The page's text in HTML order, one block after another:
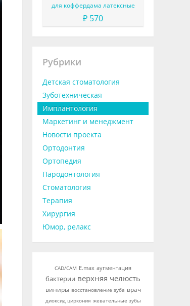
для коффердама латексные
₽ 570
Рубрики
Детская стоматология
Зуботехническая
Имплантология
Маркетинг и менеджмент
Новости проекта
Ортодонтия
Ортопедия
Пародонтология
Стоматология
Терапия
Хирургия
Юмор, релакс
CAD/CAM E.max аугментация
бактерии верхняя челюсть
виниры восстановление зуба врач
диоксид циркония жевательные зубы